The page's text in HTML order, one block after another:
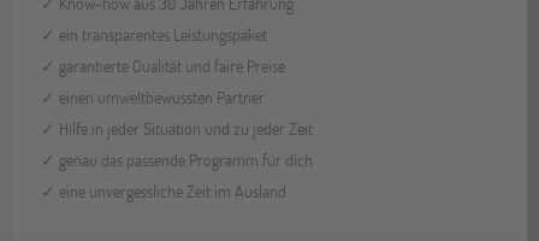
✓ ein transparentes Leistungspaket
✓ garantierte Qualität und faire Preise
✓ einen umweltbewussten Partner
✓ Hilfe in jeder Situation und zu jeder Zeit
✓ genau das passende Programm für dich
✓ eine unvergessliche Zeit im Ausland